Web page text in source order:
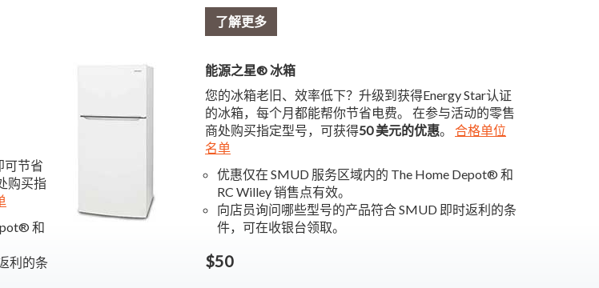
可节省
购买指
和
利的条
了解更多
能源之星® 冰箱
您的冰箱老旧、效率低下？升级到获得Energy Star认证
的冰箱，每个月都能帮你节省电费。 在参与活动的零售
商处购买指定型号，可获得50 美元的优惠。 合格单位
名单
优惠仅在 SMUD 服务区域内的 The Home Depot® 和
RC Willey 销售点有效。
向店员询问哪些型号的产品符合 SMUD 即时返利的条
件，可在收银台领取。
$50